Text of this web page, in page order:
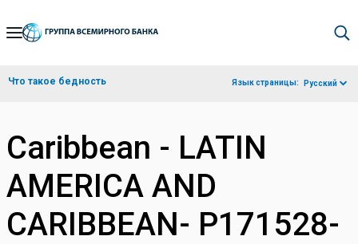
Skip
Navigation
Что такое бедность Язык страницы: Русский
Caribbean - LATIN
AMERICA AND
CARIBBEAN- P171528-